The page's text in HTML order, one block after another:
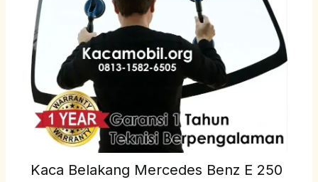
Kaca Belakang Mercedes Benz E 250